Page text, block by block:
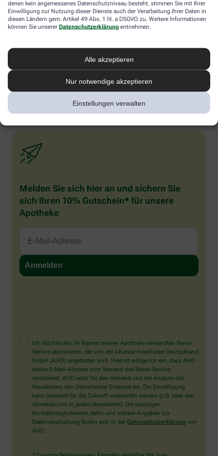
denen kein angemessenes Datenschutzniveau besteht, stimmen Sie mit Ihrer
Einwilligung zur Nutzung dieser Dienste auch der Verarbeitung Ihrer Daten in
diesen Ländern gem. Artikel 49 Abs. 1 lit. a DSGVO zu. Weitere Informationen
können Sie unserer Datenschutzerklärung entnehmen.
Alle akzeptieren
Nur notwendige akzeptieren
Einstellungen verwalten
Erinnerungen vom Urlaub schwelgen. Fotos anschauen. Die
passende Musik dazu hören und vielleicht sogar spontan dazu
tanzen. Auch gut: Schnuppern Sie sich froh. Die
sollte sich der Winterblues spätestens nach ein paar Wochen
verzogen haben. Nur in sehr seltenen Fällen (1 % der Betroffenen)
ist das Seelentief in Herbst und Winter eine „echte“ krankhafte
Depression.
Melden Sie sich hier an und sichern Sie
sich Ihren 10% Gutschein* für unsere
Apotheke
Ich möchte den im Namen meiner Apotheke versandten News-
Service abonnieren, der von der Alliance Healthcare Deutschland
GmbH (AHD) angeboten wird. Hiermit willige ich ein, dass AHD
meine E-Mail-Adresse zum Versand des News-Service
verarbeitet. AHD setzt für den Versand und die Analyse des
Newsletters den Dienstleister Emarsys ein. Die Einwilligung
kann jederzeit für die Zukunft widerrufen werden (z.B. über den
Abmelde-Link in jedem Newsletter). Die sonstigen
Kontaktmöglichkeiten dafür und weitere Angaben zur
Datenverarbeitung finden sich in der Datenschutzerklärung von
AHD.